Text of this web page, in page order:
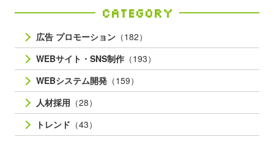
Category
広告 プロモーション （182）
WEBサイト・SNS制作 （193）
WEBシステム開発 （159）
人材採用 （28）
トレンド （43）